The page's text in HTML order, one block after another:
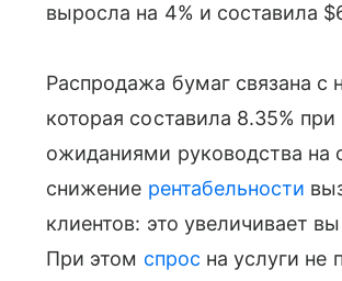
выросла на 4% и составила
Распродажа бумаг связана с
которая составила 8.35%
ожиданиями руководства на
снижение рентабельности
клиентов: это увеличивает
При этом спрос на услуги не